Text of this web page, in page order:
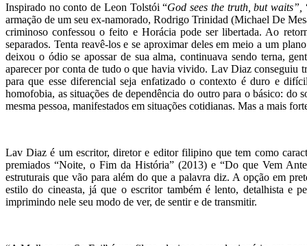
Inspirado no conto de Leon Tolstói “God sees the truth, but waits”,
armação de um seu ex-namorado, Rodrigo Trinidad (Michael De
criminoso confessou o feito e Horácia pode ser libertada. Ao
separados. Tenta reavê-los e se aproximar deles em meio a um
deixou o ódio se apossar de sua alma, continuava sendo terna,
aparecer por conta de tudo o que havia vivido. Lav Diaz conseguiu
para que esse diferencial seja enfatizado o contexto é duro e
homofobia, as situações de dependência do outro para o básico:
mesma pessoa, manifestados em situações cotidianas. Mas a mais
Lav Diaz é um escritor, diretor e editor filipino que tem como
premiados “Noite, o Fim da História” (2013) e “Do que Vem
estruturais que vão para além do que a palavra diz. A opção em
estilo do cineasta, já que o escritor também é lento, detalhista e
imprimindo nele seu modo de ver, de sentir e de transmitir.